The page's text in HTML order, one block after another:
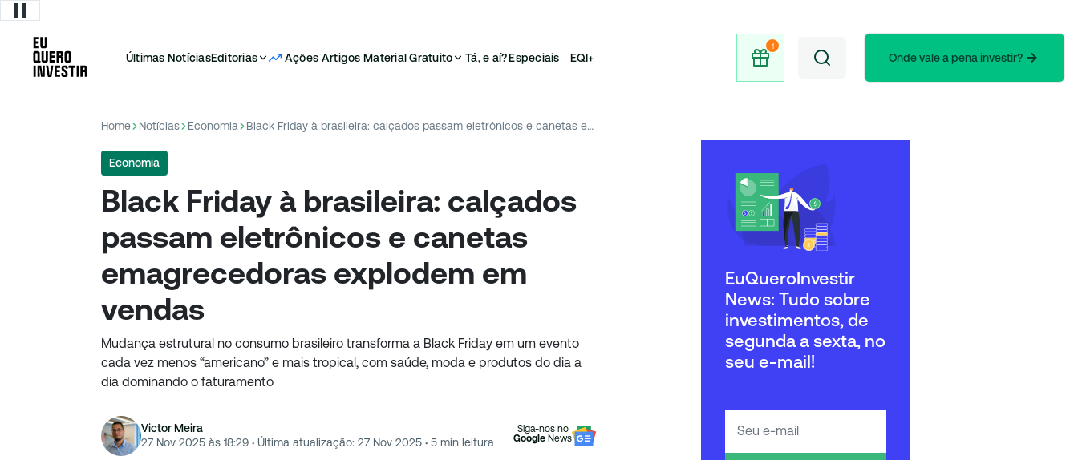
Últimas NotíciasEditorias Ações Artigos Material Gratuito Tá, e aí?Especiais EQI+ Onde vale a pena investir?
Home Notícias Economia Black Friday à brasileira: calçados passam eletrônicos e canetas emagrecedoras explodem em vendas
Economia
Black Friday à brasileira: calçados
passam eletrônicos e canetas
emagrecedoras explodem em
vendas
Mudança estrutural no consumo brasileiro transforma a Black Friday em um evento
cada vez menos “americano” e mais tropical, com saúde, moda e produtos do dia a
dia dominando o faturamento
Victor Meira
27 Nov 2025 às 18:29 · Última atualização: 27 Nov 2025 · 5 min leitura
Siga-nos no
Google News
EuQueroInvestir
News: Tudo sobre
investimentos, de
segunda a sexta, no
seu e-mail!